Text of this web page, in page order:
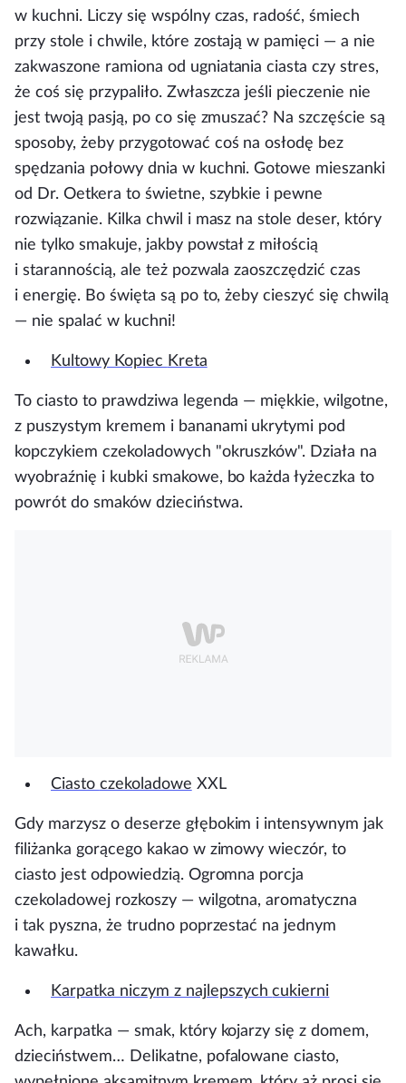
w kuchni. Liczy się wspólny czas, radość, śmiech
przy stole i chwile, które zostają w pamięci — a nie
zakwaszone ramiona od ugniatania ciasta czy stres,
że coś się przypaliło. Zwłaszcza jeśli pieczenie nie
jest twoją pasją, po co się zmuszać? Na szczęście są
sposoby, żeby przygotować coś na osłodę bez
spędzania połowy dnia w kuchni. Gotowe mieszanki
od Dr. Oetkera to świetne, szybkie i pewne
rozwiązanie. Kilka chwil i masz na stole deser, który
nie tylko smakuje, jakby powstał z miłością
i starannością, ale też pozwala zaoszczędzić czas
i energię. Bo święta są po to, żeby cieszyć się chwilą
— nie spalać w kuchni!
Kultowy Kopiec Kreta
To ciasto to prawdziwa legenda — miękkie, wilgotne,
z puszystym kremem i bananami ukrytymi pod
kopczykiem czekoladowych "okruszków". Działa na
wyobraźnię i kubki smakowe, bo każda łyżeczka to
powrót do smaków dzieciństwa.
Ciasto czekoladowe XXL
Gdy marzysz o deserze głębokim i intensywnym jak
filiżanka gorącego kakao w zimowy wieczór, to
ciasto jest odpowiedzią. Ogromna porcja
czekoladowej rozkoszy — wilgotna, aromatyczna
i tak pyszna, że trudno poprzestać na jednym
kawałku.
Karpatka niczym z najlepszychcukierni
Ach, karpatka — smak, który kojarzy się z domem,
dzieciństwem… Delikatne, pofalowane ciasto,